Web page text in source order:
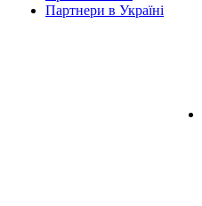
Партнери в Україні